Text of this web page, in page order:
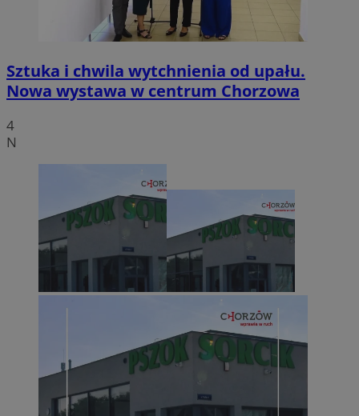
Sztuka i chwila wytchnienia od upału.
Nowa wystawa w centrum Chorzowa
4
N